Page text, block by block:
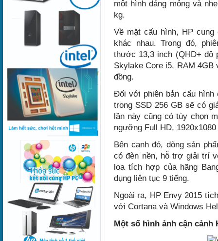
một hình dáng mỏng và
kg.
Về mặt cấu hình, HP
khác nhau. Trong đó,
thước 13,3 inch (QHD+ độ
Skylake Core i5, RAM 4GB
đồng.
Đối với phiên bản cấu hình
trong SSD 256 GB sẽ có
lần này cũng có tùy chọn
ngưỡng Full HD,
Bên cạnh đó, dòng sản
có đèn nền, hỗ trợ giải trí
loa tích hợp của hãng
dụng liên tục 9 tiếng.
Ngoài ra, HP Envy 2015
với Cortana và Windows
Một số hình ảnh cận cảnh